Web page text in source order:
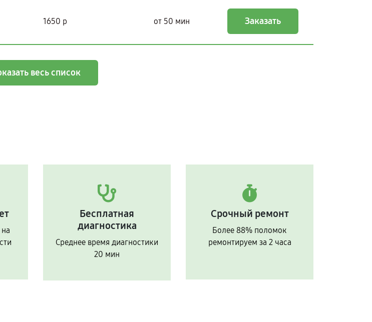
1650 р от 50 мин Заказать
весь список
Бесплатная
диагностика
Среднее время диагностики
20 мин
Срочный ремонт
Более 88% поломок
ремонтируем за 2 часа